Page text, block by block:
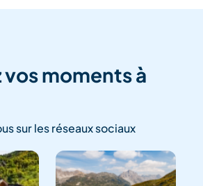
vos moments à
sur les réseaux sociaux